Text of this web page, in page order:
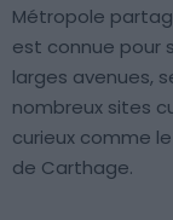
Métropole
est connue pour
larges avenues,
nombreux sites
curieux comme
de Carthage.